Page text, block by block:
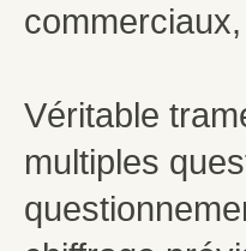
Véritable
multiples